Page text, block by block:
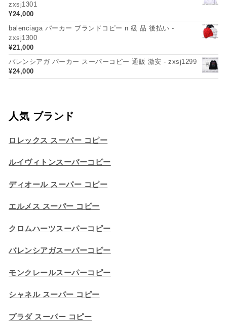
zxsj1301
¥24,000
balenciaga パーカー ブランドコピー n 級 品 後払い -
zxsj1300
¥21,000
バレンシアガ パーカー スーパーコピー 通販 激安 - zxsj1299
¥24,000
人気 ブランド
ロレックス スーパー コピー
ルイヴィトンスーパーコピー
ディオール スーパー コピー
エルメス スーパー コピー
クロムハーツスーパーコピー
バレンシアガスーパーコピー
モンクレールスーパーコピー
シャネル スーパー コピー
プラダ スーパー コピー